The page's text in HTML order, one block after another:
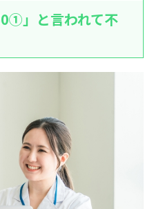
」と言われて不